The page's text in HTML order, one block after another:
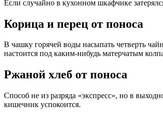
Если случайно в кухонном шкафчике
Корица и перец от поноса
В чашку горячей воды насыпать четверть
настоится под каким-нибудь матерчатым
Ржаной хлеб от поноса
Способ не из разряда «экспресс», но в
кишечник успокоится.